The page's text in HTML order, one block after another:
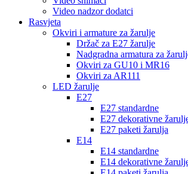
Video nadzor dodatci
Rasvjeta
Okviri i armature za žarulje
Držač za E27 žarulje
Nadgradna armatura za
Okviri za GU10 i MR16
Okviri za AR111
LED žarulje
E27
E27 standardne
E27 dekorativne
E27 paketi žarulja
E14
E14 standardne
E14 dekorativne